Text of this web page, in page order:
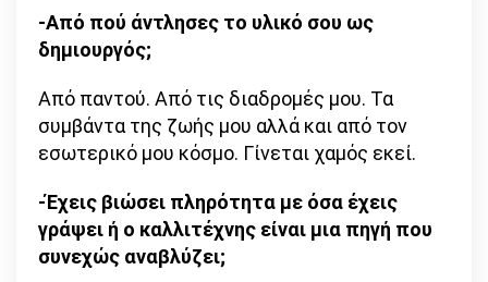
-Από πού άντλησες το υλικό σου ως
δημιουργός;
Από παντού. Από τις διαδρομές μου. Τα
συμβάντα της ζωής μου αλλά και από τον
εσωτερικό μου κόσμο. Γίνεται χαμός εκεί.
-Έχεις βιώσει πληρότητα με όσα έχεις
γράψει ή ο καλλιτέχνης είναι μια πηγή που
συνεχώς αναβλύζει;